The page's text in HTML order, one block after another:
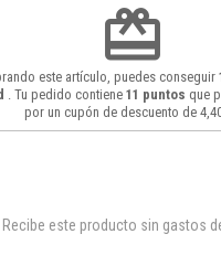
redeem
este artículo, puedes conseguir
. Tu pedido contiene 11 puntos que
por un cupón de descuento de
Recibe este producto sin gastos